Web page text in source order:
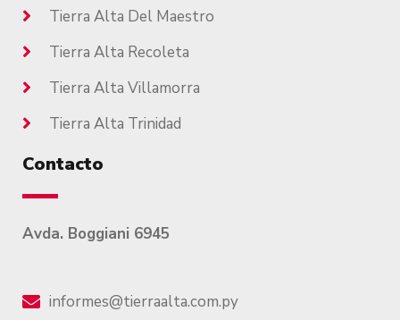
Tierra Alta Del Maestro
Tierra Alta Recoleta
Tierra Alta Villamorra
Tierra Alta Trinidad
Contacto
Avda. Boggiani 6945
informes@tierraalta.com.py